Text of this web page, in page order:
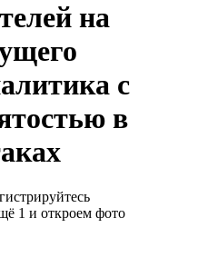
на
с
в
1 и откроем фото